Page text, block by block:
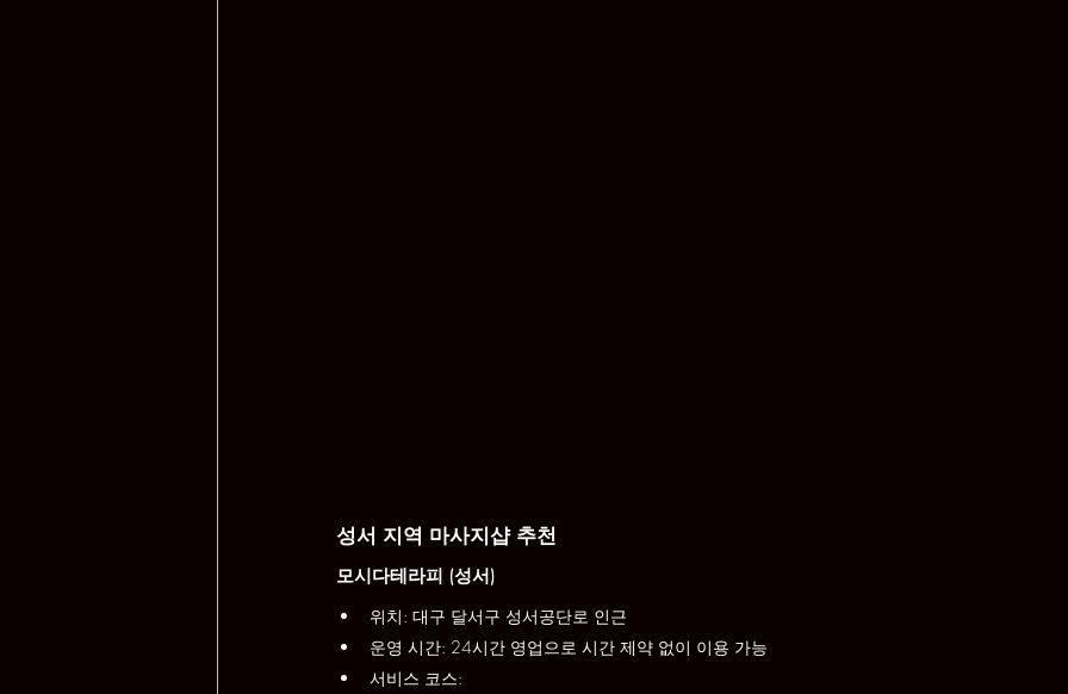
성서 지역 마사지샵 추천
모시다테라피 (성서)
위치: 대구 달서구 성서공단로 인근
운영 시간: 24시간 영업으로 시간 제약 없이 이용 가능
서비스 코스: